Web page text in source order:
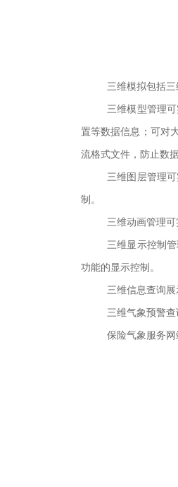
三维模拟包括
三维模型管理
置等数据信息；可对
流格式文件，防止数
三维图层管理
制。
三维动画管理
三维显示控制
功能的显示控制。
三维信息查询
三维气象预警
保险气象服务